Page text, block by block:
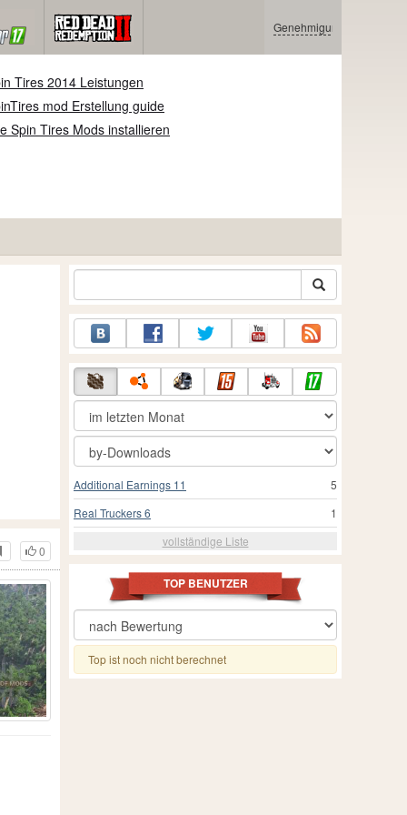
Genehmigung
Tires 2014 Leistungen
mod Erstellung guide
Spin Tires Mods installieren
0
5
Additional Earnings 11
1
Real Truckers 6
vollständige Liste
TOP BENUTZER
Top ist noch nicht berechnet